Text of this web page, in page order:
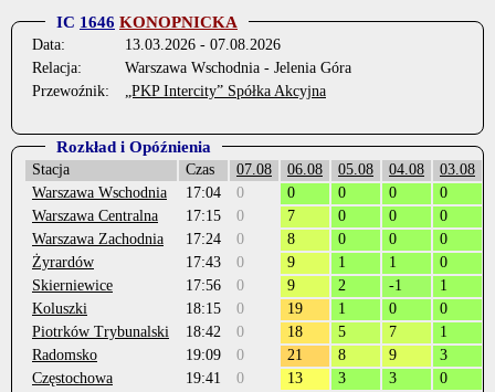
IC 1646 KONOPNICKA
Data:
13.03.2026 - 07.08.2026
Relacja:
Warszawa Wschodnia - Jelenia Góra
Przewoźnik:
„PKP Intercity” Spółka Akcyjna
Rozkład i Opóźnienia
Stacja Czas 07.08 06.08 05.08 04.08 03.08
Warszawa Wschodnia
17:04 0 0 0 0 0
Warszawa Centralna
17:15 0 7 0 0 0
Warszawa Zachodnia
17:24 0 8 0 0 0
Żyrardów
17:43 0 9 1 1 0
Skierniewice
17:56 0 9 2 -1 1
Koluszki
18:15 0 19 1 0 0
Piotrków Trybunalski
18:42 0 18 5 7 1
Radomsko
19:09 0 21 8 9 3
Częstochowa
19:41 0 13 3 3 0